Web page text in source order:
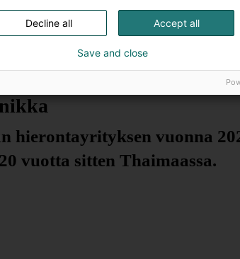
hierontayrityksen vuonna
vuotta sitten Thaimaassa.
Accept all
Decline all
Save and close